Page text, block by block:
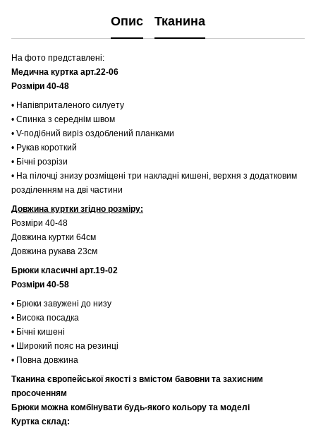
Опис Тканина
На фото представлені:
Медична куртка арт.22-06
Розміри 40-48
• Напівприталеного силуету
• Спинка з середнім швом
• V-подібний виріз оздоблений планками
• Рукав короткий
• Бічні розрізи
• На пілочці знизу розміщені три накладні кишені, верхня з додатковим
розділенням на дві частини
Довжина куртки згідно розміру:
Розміри 40-48
Довжина куртки 64см
Довжина рукава 23см
Брюки класичні арт.19-02
Розміри 40-58
• Брюки завужені до низу
• Висока посадка
• Бічні кишені
• Широкий пояс на резинці
• Повна довжина
Тканина європейської якості з вмістом бавовни та захисним
просоченням
Брюки можна комбінувати будь-якого кольору та моделі
Куртка склад: